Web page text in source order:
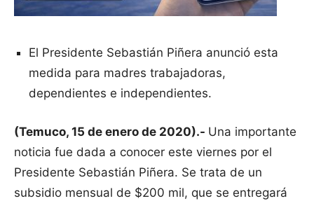
El Presidente Sebastián Piñera anunció esta
medida para madres trabajadoras,
dependientes e independientes.
(Temuco, 15 de enero de 2020).- Una importante
noticia fue dada a conocer este viernes por el
Presidente Sebastián Piñera. Se trata de un
subsidio mensual de $200 mil, que se entregará